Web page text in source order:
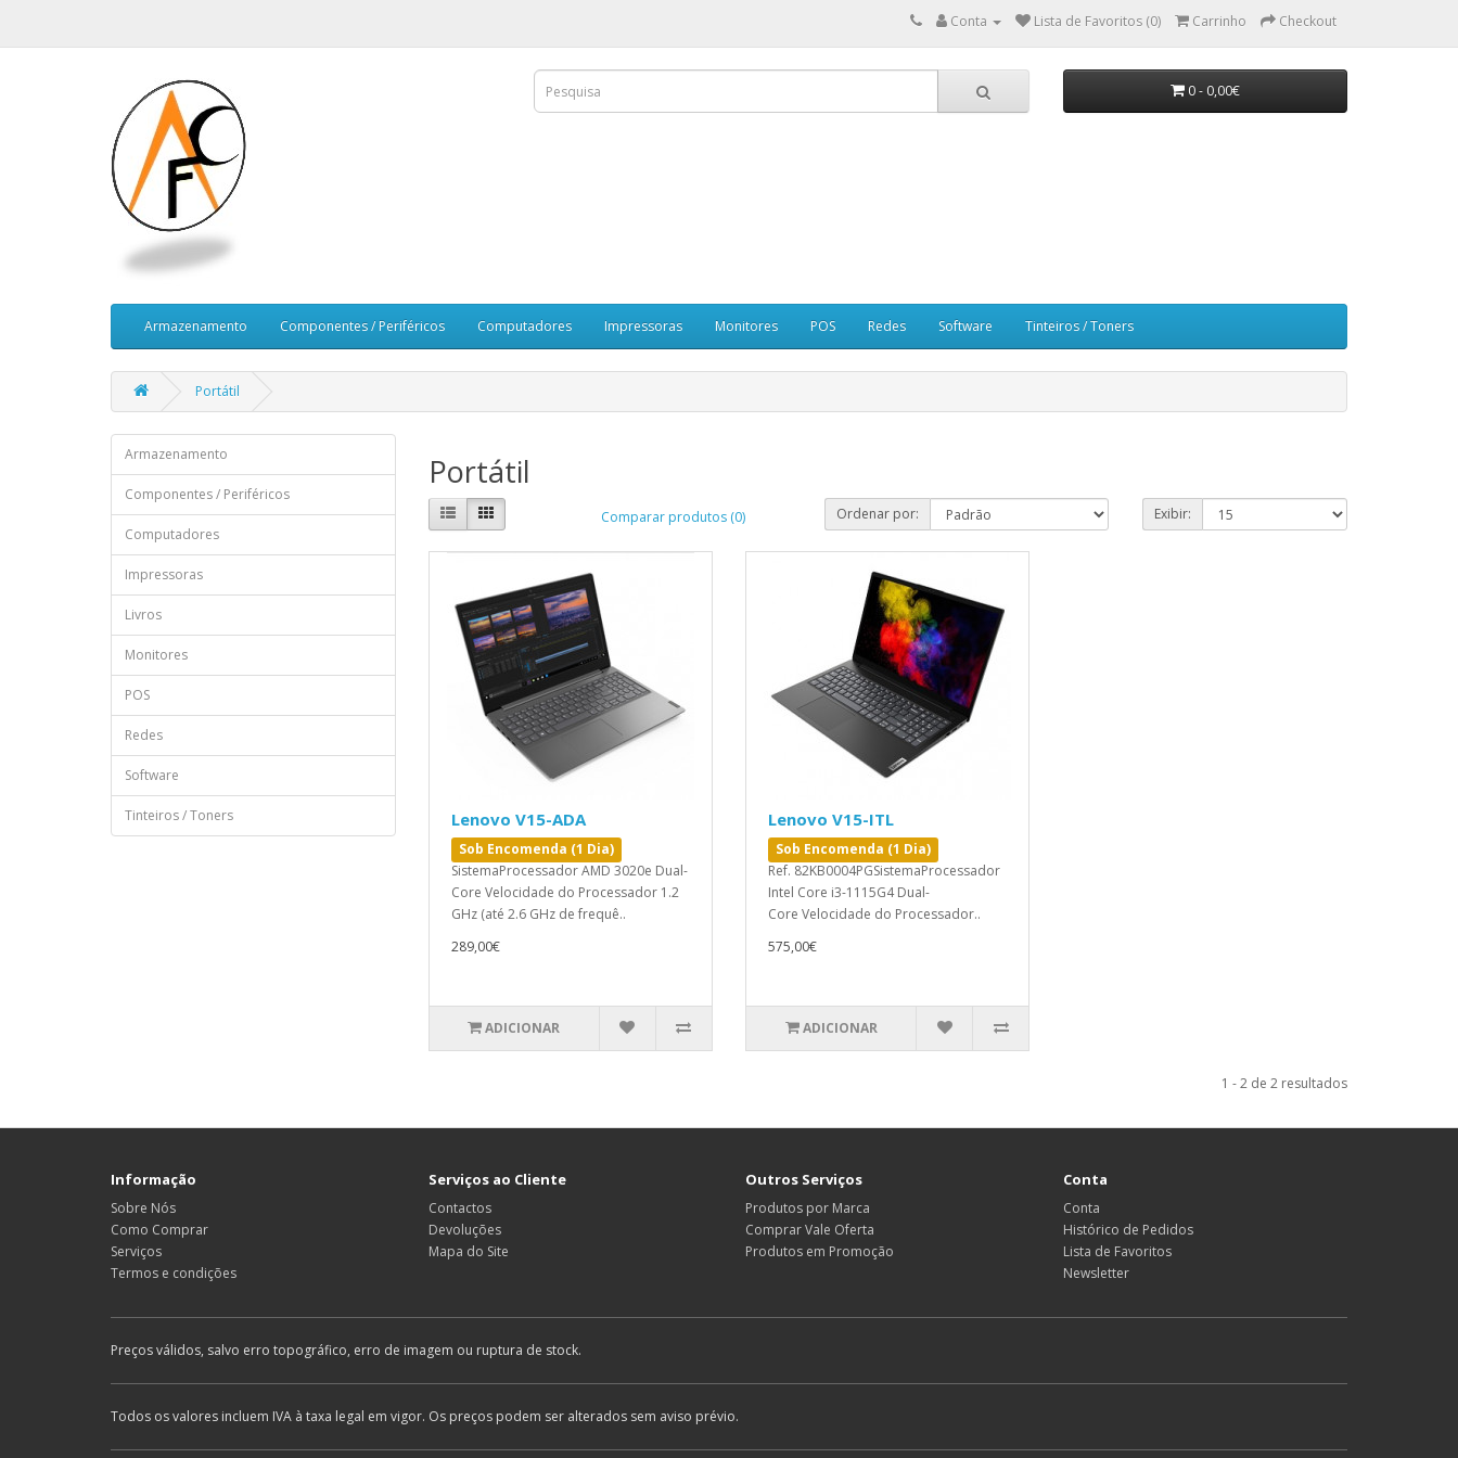
Conta Lista de Favoritos (0) Carrinho Checkout
0 - 0,00€
Armazenamento Componentes / Periféricos Computadores Impressoras Monitores POS Redes Software Tinteiros / Toners
Portátil
Armazenamento
Componentes / Periféricos
Computadores
Impressoras
Livros
Monitores
POS
Redes
Software
Tinteiros / Toners
Portátil
Comparar produtos (0) Ordenar por: Exibir:
Lenovo V15-ADA
Sob Encomenda (1 Dia)
SistemaProcessador AMD 3020e Dual-
Core Velocidade do Processador 1.2
GHz (até 2.6 GHz de frequê..
289,00€
ADICIONAR
Lenovo V15-ITL
Sob Encomenda (1 Dia)
Ref. 82KB0004PGSistemaProcessador
Intel Core i3-1115G4 Dual-
Core Velocidade do Processador..
575,00€
ADICIONAR
1 - 2 de 2 resultados
Informação
Sobre Nós
Como Comprar
Serviços
Termos e condições
Serviços ao Cliente
Contactos
Devoluções
Mapa do Site
Outros Serviços
Produtos por Marca
Comprar Vale Oferta
Produtos em Promoção
Conta
Conta
Histórico de Pedidos
Lista de Favoritos
Newsletter
Preços válidos, salvo erro topográfico, erro de imagem ou ruptura de stock.
Todos os valores incluem IVA à taxa legal em vigor. Os preços podem ser alterados sem aviso prévio.